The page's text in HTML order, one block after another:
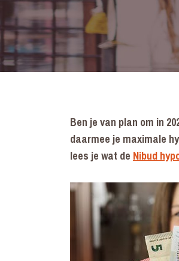
Ben je van plan om in
daarmee je maximale
lees je wat de Nibud